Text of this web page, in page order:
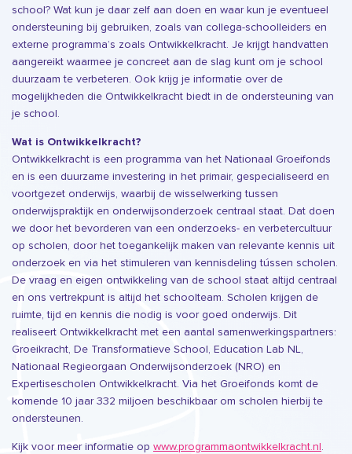
school? Wat kun je daar zelf aan doen en waar kun je eventueel
ondersteuning bij gebruiken, zoals van collega-schoolleiders en
externe programma’s zoals Ontwikkelkracht. Je krijgt handvatten
aangereikt waarmee je concreet aan de slag kunt om je school
duurzaam te verbeteren. Ook krijg je informatie over de
mogelijkheden die Ontwikkelkracht biedt in de ondersteuning van
je school.
Wat is Ontwikkelkracht?
Ontwikkelkracht is een programma van het Nationaal Groeifonds
en is een duurzame investering in het primair, gespecialiseerd en
voortgezet onderwijs, waarbij de wisselwerking tussen
onderwijspraktijk en onderwijsonderzoek centraal staat. Dat doen
we door het bevorderen van een onderzoeks- en verbetercultuur
op scholen, door het toegankelijk maken van relevante kennis uit
onderzoek en via het stimuleren van kennisdeling tússen scholen.
De vraag en eigen ontwikkeling van de school staat altijd centraal
en ons vertrekpunt is altijd het schoolteam. Scholen krijgen de
ruimte, tijd en kennis die nodig is voor goed onderwijs. Dit
realiseert Ontwikkelkracht met een aantal samenwerkingspartners:
Groeikracht, De Transformatieve School, Education Lab NL,
Nationaal Regieorgaan Onderwijsonderzoek (NRO) en
Expertisescholen Ontwikkelkracht. Via het Groeifonds komt de
komende 10 jaar 332 miljoen beschikbaar om scholen hierbij te
ondersteunen.
Kijk voor meer informatie op www.programmaontwikkelkracht.nl.